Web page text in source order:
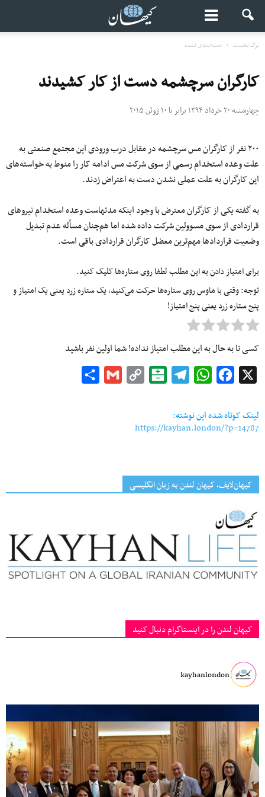
برگ نخست دسته‌بندی نشده
کارگران سرچشمه دست از کار کشیدند
چهارشنبه ۲۰ خرداد ۱۳۹۴ برابر با ۱۰ ژوئن ۲۰۱۵
۲۰۰ نفر از کارگران مس سرچشمه در مقابل درب ورودی این مجتمع صنعتی به
علت وعده استخدام رسمی از سوی شرکت مس ادامه کار را منوط به خواسته‌های
این کارگران به علت عملی نشدن دست به اعتراض زدند.
به گفته یکی از کارگران معترض با وجود اینکه مدتهاست وعده استخدام نیروهای
قراردادی از سوی مسوولین شرکت داده شده اما هم‌چنان مسأله عدم تبدیل
وضعیت قراردادها مهم‌ترین معضل کارگران قراردادی باقی است.
برای امتیاز دادن به این مطلب لطفا روی ستاره‌ها کلیک کنید.
توجه: وقتی با ماوس روی ستاره‌ها حرکت می‌کنید، یک ستاره زرد یعنی یک امتیاز و
پنج ستاره زرد یعنی پنج امتیاز!
کسی تا به حال به این مطلب امتیاز نداده! شما اولین نفر باشید
Facebook
WhatsApp
Telegram
Balatarin
Copy
Gmail
لینک کوتاه شده این نوشته:
https://kayhan.london/?p=14787
کیهان‌لایف، کیهان لندن به زبان انگلیسی
کیهان لندن را در اینستاگرام دنبال کنید
kayhanlondon